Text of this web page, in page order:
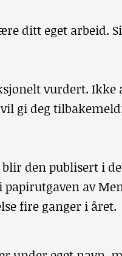
ditt eget arbeid.
vurdert.
gi deg
den publisert i
av
fire ganger i året.